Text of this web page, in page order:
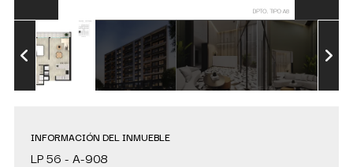
INFORMACIÓN DEL INMUEBLE
LP 56 - A-908